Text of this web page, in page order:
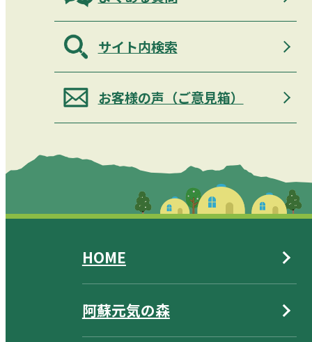
サイト内検索
お客様の声（ご意見箱）
HOME
阿蘇元気の森